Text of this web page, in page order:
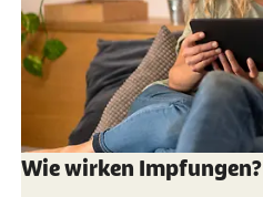
Wie wirken Impfungen?